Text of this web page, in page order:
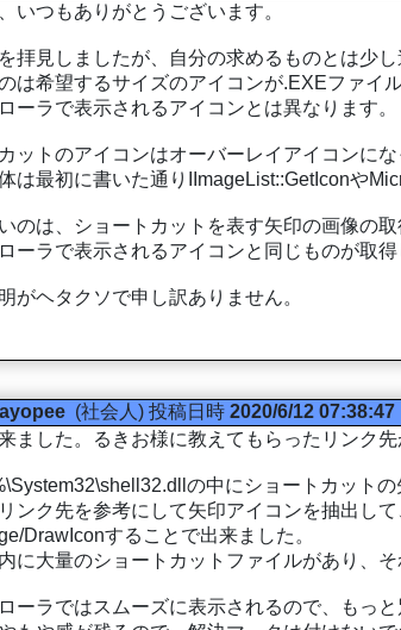
いつもありがとうございます。
拝見しましたが、自分の求めるものとは少し
は希望するサイズのアイコンが.EXEファイ
ーラで表示されるアイコンとは異なります。
ットのアイコンはオーバーレイアイコンに
は最初に書いた通りIImageList::GetIconや
のは、ショートカットを表す矢印の画像の
ーラで表示されるアイコンと同じものが取得
がヘタクソで申し訳ありません。
(社会人) 投稿日時 2020/6/12 07:38:47
ました。るきお様に教えてもらったリンク先
の中にショートカット
ンク先を参考にして矢印アイコンを抽出し
DrawIconすることで出来ました。
に大量のショートカットファイルがあり、
ーラではスムーズに表示されるので、もっ